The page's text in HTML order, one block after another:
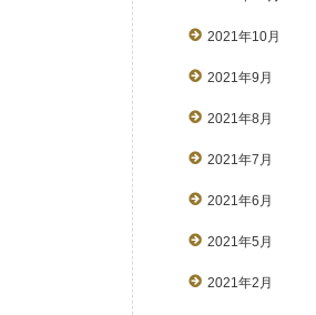
2021年10月
2021年9月
2021年8月
2021年7月
2021年6月
2021年5月
2021年2月